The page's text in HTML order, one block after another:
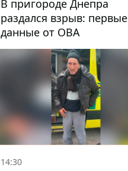
В пригороде Днепра
раздался взрыв: первые
данные от ОВА
14:30